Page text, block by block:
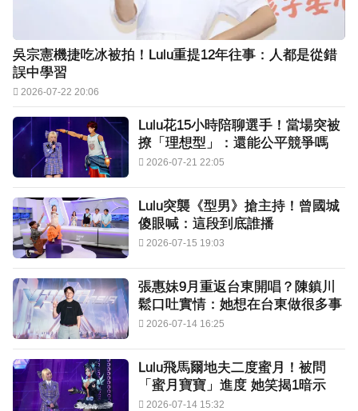
吳宗憲機捷吃冰被拍！Lulu重提12年往事：人都是從錯
誤中學習
2026-07-22 20:06
Lulu花15小時陪聊選手！當場突被
撩「理想型」：還能公平競爭嗎
2026-07-21 22:05
Lulu突襲《型男》搶主持！曾國城
傻眼喊：這段到底誰播
2026-07-15 19:03
張惠妹9月重返台東開唱？陳鎮川
鬆口吐實情：她想在台東做很多事
2026-07-14 16:25
Lulu飛馬爾地夫二度蜜月！被問
「蜜月寶寶」進度 她笑揭1暗示
2026-07-14 15:32